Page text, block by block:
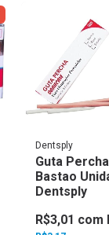
Dentsply
Guta Percha
Bastao
Dentsply
R$3,01 com